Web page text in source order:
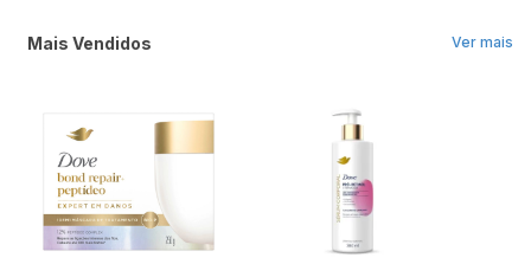
Ver mais
Mais Vendidos